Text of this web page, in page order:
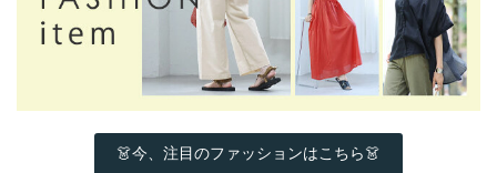
👗今、注目のファッションはこちら👗